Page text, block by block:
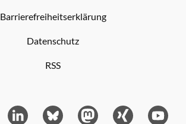
Barrierefreiheitserklärung
Datenschutz
RSS